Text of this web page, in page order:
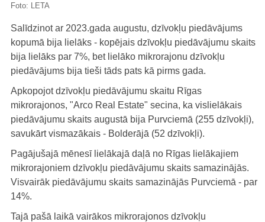
Foto: LETA
Salīdzinot ar 2023.gada augustu, dzīvokļu piedāvājums
kopumā bija lielāks - kopējais dzīvokļu piedāvājumu skaits
bija lielāks par 7%, bet lielāko mikrorajonu dzīvokļu
piedāvājums bija tieši tāds pats kā pirms gada.
Apkopojot dzīvokļu piedāvājumu skaitu Rīgas
mikrorajonos, "Arco Real Estate" secina, ka vislielākais
piedāvājumu skaits augustā bija Purvciemā (255 dzīvokļi),
savukārt vismazākais - Bolderājā (52 dzīvokļi).
Pagājušajā mēnesī lielākajā daļā no Rīgas lielākajiem
mikrorajoniem dzīvokļu piedāvājumu skaits samazinājās.
Visvairāk piedāvājumu skaits samazinājās Purvciemā - par
14%.
Tajā pašā laikā vairākos mikrorajonos dzīvokļu